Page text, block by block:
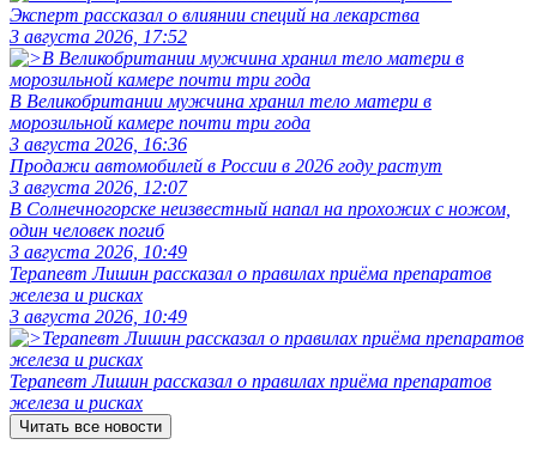
Эксперт рассказал о влиянии специй на лекарства
3 августа 2026, 17:52
В Великобритании мужчина хранил тело матери в
морозильной камере почти три года
3 августа 2026, 16:36
Продажи автомобилей в России в 2026 году растут
3 августа 2026, 12:07
В Солнечногорске неизвестный напал на прохожих с ножом,
один человек погиб
3 августа 2026, 10:49
Терапевт Лишин рассказал о правилах приёма препаратов
железа и рисках
3 августа 2026, 10:49
Терапевт Лишин рассказал о правилах приёма препаратов
железа и рисках
Читать все новости